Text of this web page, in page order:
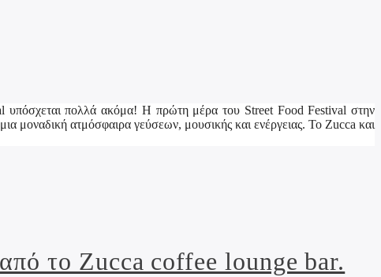
πολλά ακόμα! Η πρώτη μέρα του Street Food Festival στην
μοναδική ατμόσφαιρα γεύσεων, μουσικής και ενέργειας. Το Zucca και
το Zucca coffee lounge bar.